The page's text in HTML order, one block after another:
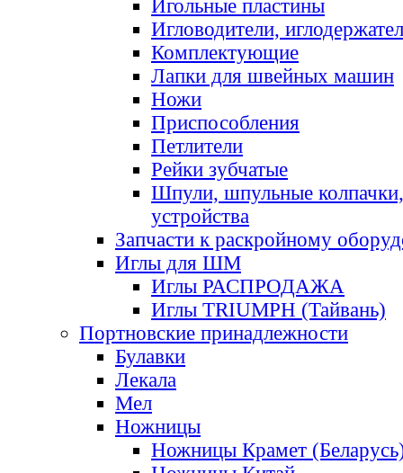
Игольные пластины
Игловодители,
Комплектующие
Лапки для швейных машин
Ножи
Приспособления
Петлители
Рейки зубчатые
Шпули, шпульные
устройства
Запчасти к раскройному
Иглы для ШМ
Иглы РАСПРОДАЖА
Иглы TRIUMPH (Тайвань)
Портновские принадлежности
Булавки
Лекала
Мел
Ножницы
Ножницы Крамет